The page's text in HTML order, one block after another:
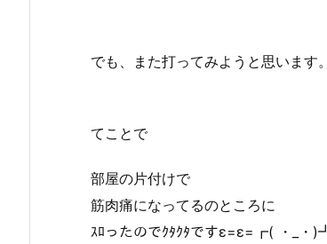
でも、また打ってみようと思います。
てことで
部屋の片付けで
筋肉痛になってるのところに
ｽﾛったのでｸﾀｸﾀですε=ε=┏( ・_・)┛